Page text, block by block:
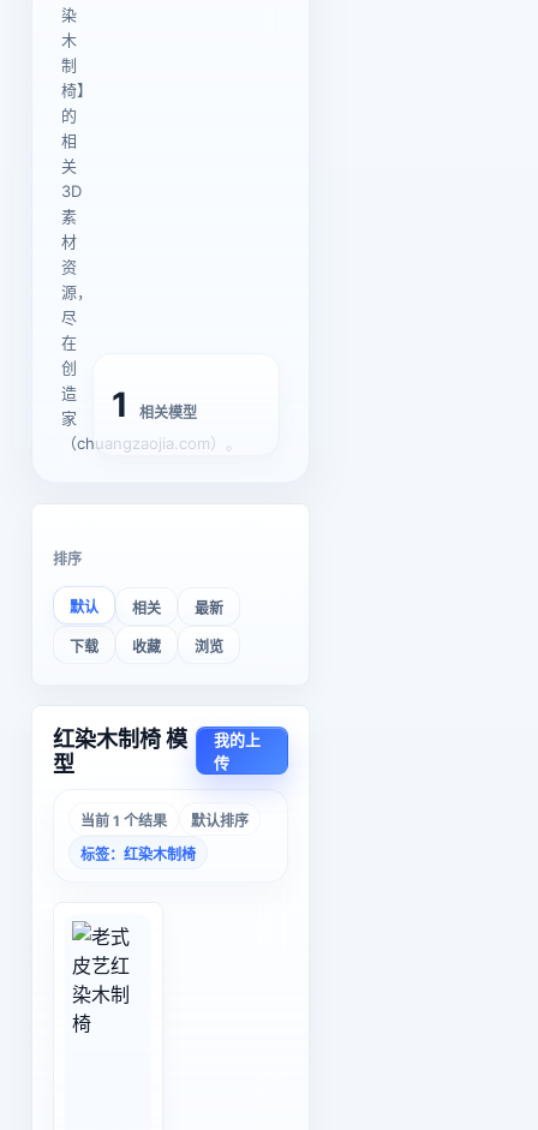
染
木
制
椅】
的
相
关
3D
素
材
资
源，
尽
在
创
造
家
（chuangzaojia.com）。
1 相关模型
排序
默认 相关 最新
下载 收藏 浏览
红染木制椅 模
型
我的上
传
当前 1 个结果
默认排序
标签：红染木制椅